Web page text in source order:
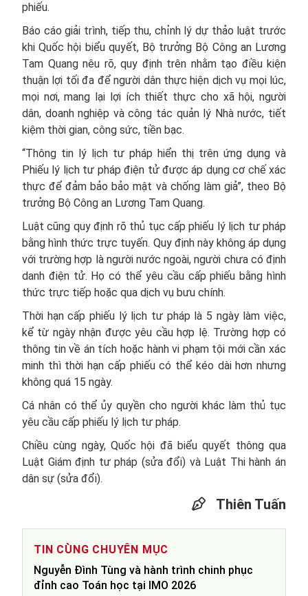
phiếu.
Báo cáo giải trình, tiếp thu, chỉnh lý dự thảo luật trước
khi Quốc hội biểu quyết, Bộ trưởng Bộ Công an Lương
Tam Quang nêu rõ, quy định trên nhằm tạo điều kiện
thuận lợi tối đa để người dân thực hiện dịch vụ mọi lúc,
mọi nơi, mang lại lợi ích thiết thực cho xã hội, người
dân, doanh nghiệp và công tác quản lý Nhà nước, tiết
kiệm thời gian, công sức, tiền bạc.
“Thông tin lý lịch tư pháp hiển thị trên ứng dụng và
Phiếu lý lịch tư pháp điện tử được áp dụng cơ chế xác
thực để đảm bảo bảo mật và chống làm giả”, theo Bộ
trưởng Bộ Công an Lương Tam Quang.
Luật cũng quy định rõ thủ tục cấp phiếu lý lịch tư pháp
bằng hình thức trực tuyến. Quy định này không áp dụng
với trường hợp là người nước ngoài, người chưa có định
danh điện tử. Họ có thể yêu cầu cấp phiếu bằng hình
thức trực tiếp hoặc qua dịch vụ bưu chính.
Thời hạn cấp phiếu lý lịch tư pháp là 5 ngày làm việc,
kể từ ngày nhận được yêu cầu hợp lệ. Trường hợp có
thông tin về án tích hoặc hành vi phạm tội mới cần xác
minh thì thời hạn cấp phiếu có thể kéo dài hơn nhưng
không quá 15 ngày.
Cá nhân có thể ủy quyền cho người khác làm thủ tục
yêu cầu cấp phiếu lý lịch tư pháp.
Chiều cùng ngày, Quốc hội đã biểu quyết thông qua
Luật Giám định tư pháp (sửa đổi) và Luật Thi hành án
dân sự (sửa đổi).
Thiên Tuấn
TIN CÙNG CHUYÊN MỤC
Nguyễn Đình Tùng và hành trình chinh phục
đỉnh cao Toán học tại IMO 2026